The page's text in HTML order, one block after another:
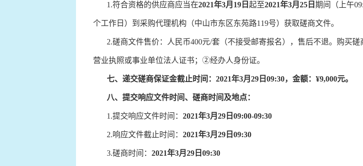
1.符合资格的供应商应当在2021年3月 19 日 起至2021年3月 25 日 期间（上午
个工作日）到采购代理机构（中山市东区东苑路119号）获取磋商文件。
2.磋商文件售价：人民币400元/套（不接受邮寄报名），售后不退。购买
营业执照或事业单位法人证书；②经办人身份证。
七、 递交磋商保证金截止时间： 2021年3月 29 日 09:30，金额：¥9,000元。
八、 提交响应文件时间 、磋商时间及地点：
1.提交响应文件时间： 2021年3月 29 日 09:00-09:30
2.响应文件截止时间： 2021年3月 29 日 09:30
3.磋商时间： 2021年3月 29 日 09:30